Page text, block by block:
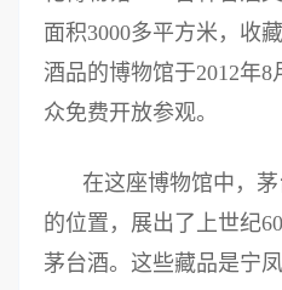
面积3000多平方米，收
酒品的博物馆于2012年
众免费开放参观。
在这座博物馆中，
的位置，展出了上世纪
茅台酒。这些藏品是宁